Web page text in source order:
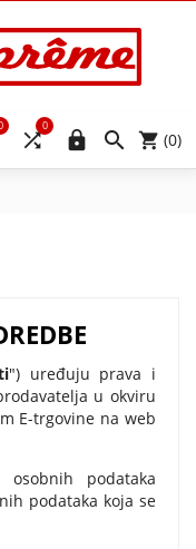
 (0)


0
") uređuju prava i
u okviru
E-trgovine na web
podataka
podataka koja se